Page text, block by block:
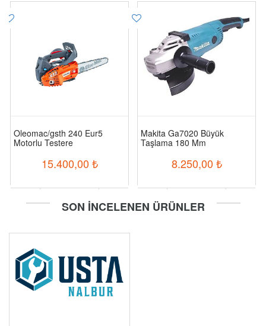
Oleomac/gsth 240 Eur5
Motorlu Testere
15.400,00 ₺
Makita Ga7020 Büyük
Taşlama 180 Mm
8.250,00 ₺
SON İNCELENEN ÜRÜNLER